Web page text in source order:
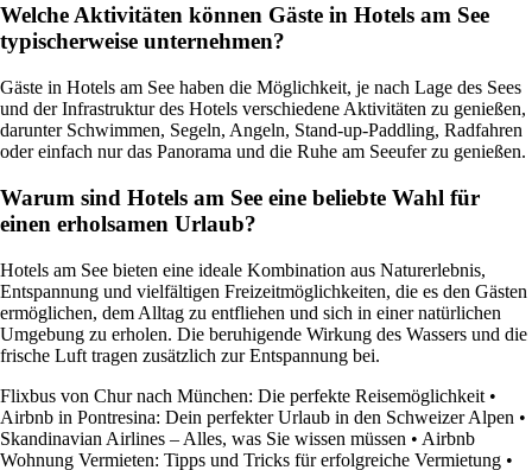
Welche Aktivitäten können Gäste in Hotels am See
typischerweise unternehmen?
Gäste in Hotels am See haben die Möglichkeit, je nach Lage des Sees
und der Infrastruktur des Hotels verschiedene Aktivitäten zu genießen,
darunter Schwimmen, Segeln, Angeln, Stand-up-Paddling, Radfahren
oder einfach nur das Panorama und die Ruhe am Seeufer zu genießen.
Warum sind Hotels am See eine beliebte Wahl für
einen erholsamen Urlaub?
Hotels am See bieten eine ideale Kombination aus Naturerlebnis,
Entspannung und vielfältigen Freizeitmöglichkeiten, die es den Gästen
ermöglichen, dem Alltag zu entfliehen und sich in einer natürlichen
Umgebung zu erholen. Die beruhigende Wirkung des Wassers und die
frische Luft tragen zusätzlich zur Entspannung bei.
Flixbus von Chur nach München: Die perfekte Reisemöglichkeit •
Airbnb in Pontresina: Dein perfekter Urlaub in den Schweizer Alpen •
Skandinavian Airlines – Alles, was Sie wissen müssen • Airbnb
Wohnung Vermieten: Tipps und Tricks für erfolgreiche Vermietung •